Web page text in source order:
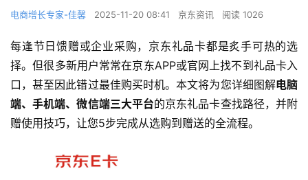
电商增长专家-佳馨 2025-11-20 08:41 京东资讯 阅读 1026
每逢节日馈赠或企业采购，京东礼品卡都是炙手可热的选
择。但很多新用户常常在京东APP或官网上找不到礼品卡入
口，甚至因此错过最佳购买时机。本文将为您详细图解电脑
端、手机端、微信端三大平台的京东礼品卡查找路径，并附
赠使用技巧，让您5步完成从选购到赠送的全流程。